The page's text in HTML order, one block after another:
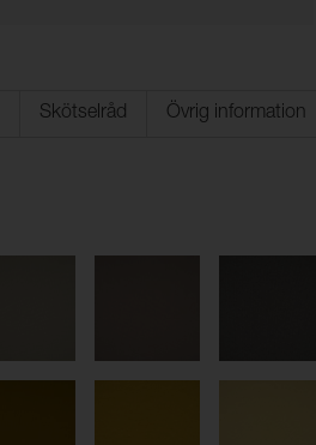
Skötselråd Övrig information